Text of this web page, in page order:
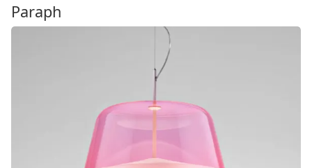
Paraph